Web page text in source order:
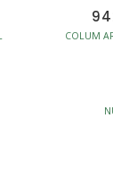
COLUM